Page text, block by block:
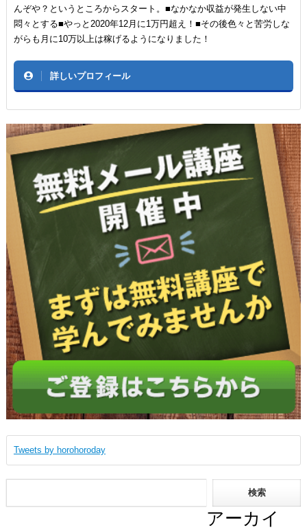
んぞや？というところからスタート。■なかなか収益が発生しない中
悶々とする■やっと2020年12月に1万円超え！■その後色々と苦労しな
がらも月に10万以上は稼げるようになりました！
詳しいプロフィール
Tweets by horohoroday
アーカイ